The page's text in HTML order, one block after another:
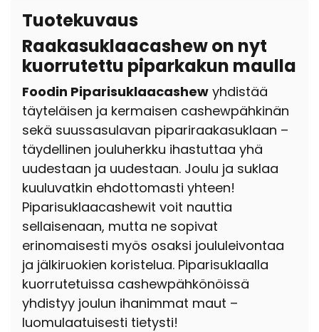
Tuotekuvaus
Raakasuklaacashew on nyt
kuorrutettu piparkakun maulla
Foodin Piparisuklaacashew yhdistää
täyteläisen ja kermaisen cashewpähkinän
sekä suussasulavan pipariraakasuklaan –
täydellinen jouluherkku ihastuttaa yhä
uudestaan ja uudestaan. Joulu ja suklaa
kuuluvatkin ehdottomasti yhteen!
Piparisuklaacashewit voit nauttia
sellaisenaan, mutta ne sopivat
erinomaisesti myös osaksi joululeivontaa
ja jälkiruokien koristelua. Piparisuklaalla
kuorrutetuissa cashewpähkönöissä
yhdistyy joulun ihanimmat maut –
luomulaatuisesti tietysti!